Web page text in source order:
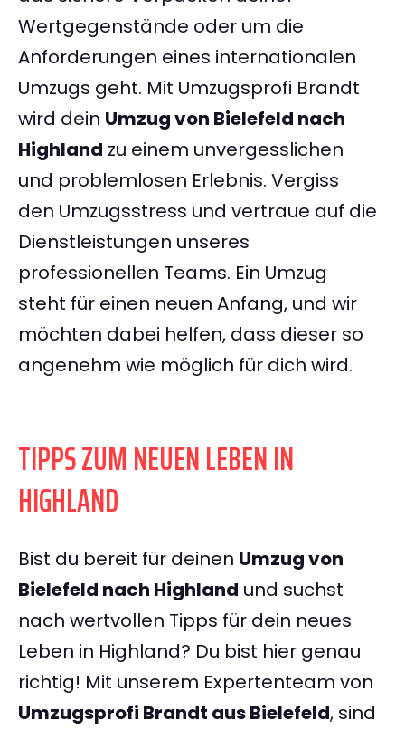
Wertgegenstände oder um die
Anforderungen eines internationalen
Umzugs geht. Mit Umzugsprofi Brandt
wird dein Umzug von Bielefeld nach
Highland zu einem unvergesslichen
und problemlosen Erlebnis. Vergiss
den Umzugsstress und vertraue auf die
Dienstleistungen unseres
professionellen Teams. Ein Umzug
steht für einen neuen Anfang, und wir
möchten dabei helfen, dass dieser so
angenehm wie möglich für dich wird.
TIPPS ZUM NEUEN LEBEN IN
HIGHLAND
Bist du bereit für deinen Umzug von
Bielefeld nach Highland und suchst
nach wertvollen Tipps für dein neues
Leben in Highland? Du bist hier genau
richtig! Mit unserem Expertenteam von
Umzugsprofi Brandt aus Bielefeld, sind